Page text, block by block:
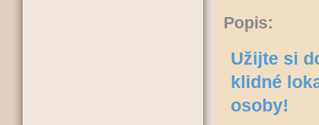
Popis:
Užijte si
klidné
osoby!